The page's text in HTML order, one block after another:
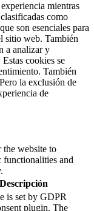
mientras
como
son esenciales para
sitio web. También
a analizar y
cookies se
También
la exclusión de
de
the website to
functionalities and
Descripción
is set by GDPR
plugin. The